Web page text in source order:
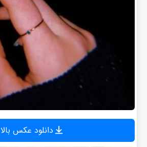
دانلود عکس بالا